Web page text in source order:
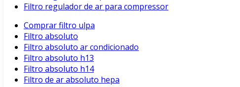
Filtro regulador de ar para compressor
Comprar filtro ulpa
Filtro absoluto
Filtro absoluto ar condicionado
Filtro absoluto h13
Filtro absoluto h14
Filtro de ar absoluto hepa